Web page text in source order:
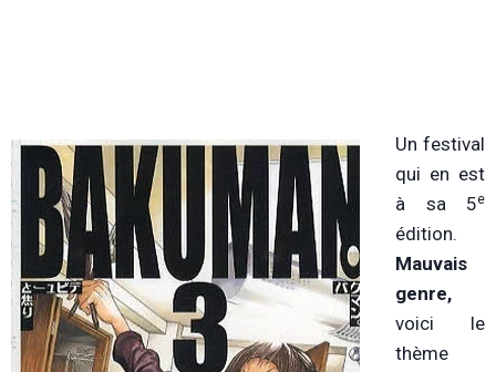
Un festival
qui en est
à sa 5e
édition.
Mauvais
genre,
voici le
thème